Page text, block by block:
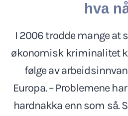
hva
I 2006 trodde mange at
økonomisk kriminalitet
følge av
Europa. – Problemene
hardnakka enn som så.